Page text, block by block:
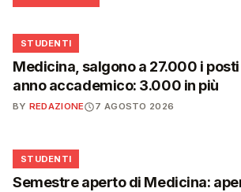
🎓
STUDENTI
Medicina, salgono a 27.000 i
anno accademico: 3.000 in più
BY REDAZIONE 7 AGOSTO 2026
🎓
STUDENTI
Semestre aperto di Medicina: